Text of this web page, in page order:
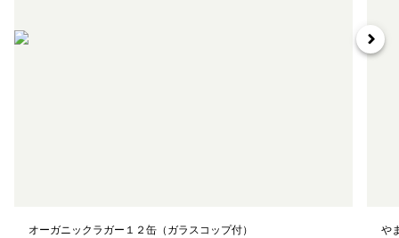
オーガニックラガー１２缶（ガラスコップ付）
や